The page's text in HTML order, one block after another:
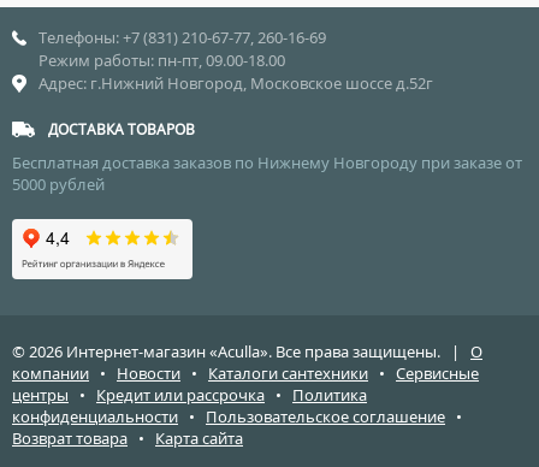
Телефоны: +7 (831) 210-67-77, 260-16-69
Режим работы: пн-пт, 09.00-18.00
Адрес: г.Нижний Новгород, Московское шоссе д.52г
ДОСТАВКА ТОВАРОВ
Бесплатная доставка заказов по Нижнему Новгороду при заказе от
5000 рублей
© 2026 Интернет-магазин «Aculla». Все права защищены. | О
компании • Новости • Каталоги сантехники • Сервисные
центры • Кредит или рассрочка • Политика
конфиденциальности • Пользовательское соглашение •
Возврат товара • Карта сайта